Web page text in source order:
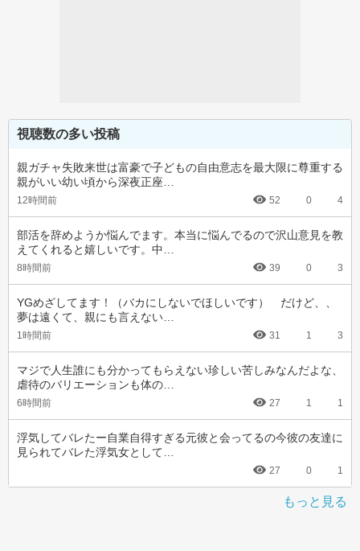
視聴数の多い投稿
親ガチャ失敗来世は富豪で子どもの自由意志を最大限に尊重する
親がいい幼い頃から深夜正座…
12時間前 52 0 4
部活を辞めようか悩んでます。本当に悩んでるので沢山意見を教
えてくれると嬉しいです。中…
8時間前 39 0 3
YGめざしてます！（バカにしないでほしいです）　だけど、、
夢は遠くて、親にも言えない…
1時間前 31 1 3
マジで人生誰にも分かってもらえない珍しい苦しみなんだよな、
虐待のバリエーションも体の…
6時間前 27 1 1
浮気してバレたー自業自得すぎる元彼と会ってるの今彼の友達に
見られてバレた浮気女として…
27 0 1
もっと見る